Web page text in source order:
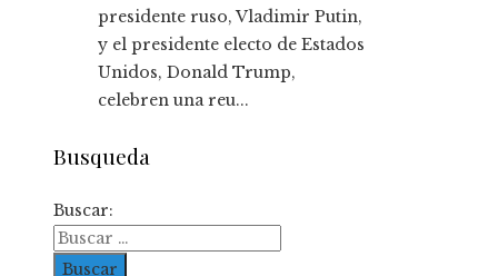
presidente ruso, Vladimir Putin,
y el presidente electo de Estados
Unidos, Donald Trump,
celebren una reu...
Busqueda
Buscar: